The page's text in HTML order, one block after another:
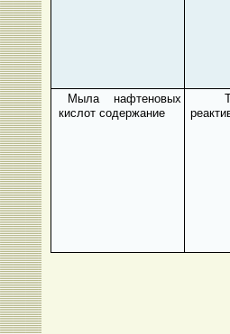
Мыла нафтеновых
кислот содержание